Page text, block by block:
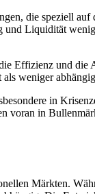
die speziell
Liquidität
Effizienz und
weniger
in
voran in
Märkten.